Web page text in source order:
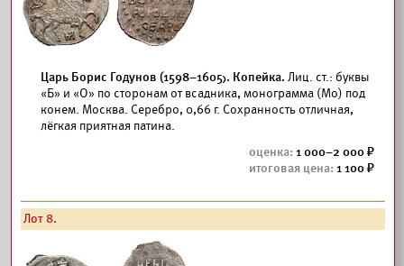
Царь Борис Годунов (1598–1605). Копейка. Лиц. ст.: буквы
«Б» и «О» по сторонам от всадника, монограмма (Мо) под
конем. Москва. Серебро, 0,66 г. Сохранность отличная,
лёгкая приятная патина.
1 000–2 000
1 100
Лот 8.